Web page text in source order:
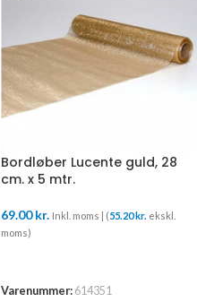
Bordløber Lucente guld, 28
cm. x 5 mtr.
69.00kr. Inkl. moms | (55.20kr. ekskl.
moms)
Varenummer: 614351